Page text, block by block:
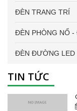
ĐÈN TRANG TRÍ
ĐÈN PHÒNG NỔ -
ĐÈN ĐƯỜNG LED
TIN TỨC